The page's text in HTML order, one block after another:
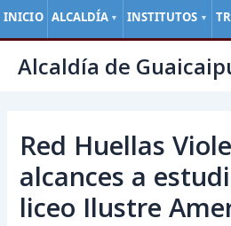
INICIO ALCALDÍA ▼ INSTITUTOS ▼
Alcaldía de
Red Huellas
alcances a
liceo Ilustre
de